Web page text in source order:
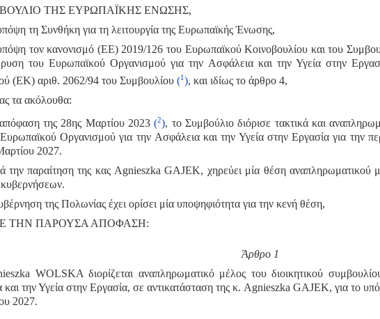
ΤΗΣ ΕΥΡΩΠΑΪΚΗΣ ΕΝΩΣΗΣ,
τη Συνθήκη για τη λειτουργία της Ευρωπαϊκής Ένωσης,
τον κανονισμό (ΕΕ) 2019/126 του Ευρωπαϊκού Κοινοβουλίου και του
του Ευρωπαϊκού Οργανισμού για την Ασφάλεια και την Υγεία στην
(ΕΚ) αριθ. 2062/94 του Συμβουλίου (1), και ιδίως το άρθρο 4,
τα ακόλουθα:
της 28ης Μαρτίου 2023(2), το Συμβούλιο διόρισε τακτικά και
Οργανισμού για την Ασφάλεια και την Υγεία στην Εργασία για την
2027.
την παραίτηση της κας Agnieszka GAJEK, χηρεύει μία θέση αναπληρωματικού
της Πολωνίας έχει ορίσει μία υποψηφιότητα για την κενή θέση,
ΤΗΝ ΠΑΡΟΥΣΑ ΑΠΟΦΑΣΗ:
Άρθρο 1
WOLSKA διορίζεται αναπληρωματικό μέλος του διοικητικού
την Υγεία στην Εργασία, σε αντικατάσταση της κ. Agnieszka GAJEK, για το
2027.